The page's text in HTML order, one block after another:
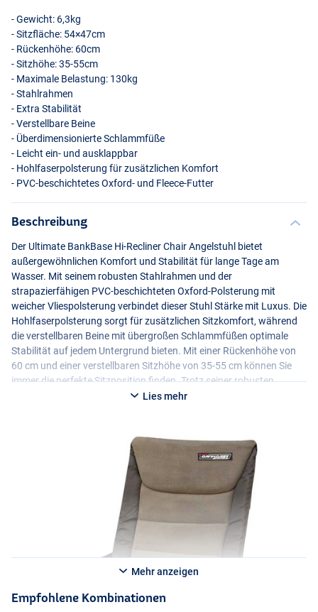
- Gewicht: 6,3kg
- Sitzfläche: 54×47cm
- Rückenhöhe: 60cm
- Sitzhöhe: 35-55cm
- Maximale Belastung: 130kg
- Stahlrahmen
- Extra Stabilität
- Verstellbare Beine
- Überdimensionierte Schlammfüße
- Leicht ein- und ausklappbar
- Hohlfaserpolsterung für zusätzlichen Komfort
- PVC-beschichtetes Oxford- und Fleece-Futter
Beschreibung
Der Ultimate BankBase Hi-Recliner Chair Angelstuhl bietet
außergewöhnlichen Komfort und Stabilität für lange Tage am
Wasser. Mit seinem robusten Stahlrahmen und der
strapazierfähigen PVC-beschichteten Oxford-Polsterung mit
weicher Vliespolsterung verbindet dieser Stuhl Stärke mit Luxus. Die
Hohlfaserpolsterung sorgt für zusätzlichen Sitzkomfort, während
die verstellbaren Beine mit übergroßen Schlammfüßen optimale
Stabilität auf jedem Untergrund bieten. Mit einer Rückenhöhe von
60 cm und einer verstellbaren Sitzhöhe von 35-55 cm können Sie
immer die perfekte Sitzposition finden. Trotz seiner robusten
Konstruktion wiegt der Stuhl nur 6,3 kg und lässt sich leicht
Chair ist der ideale Angelstuhl für Angler, die Komfort,
Funktionalität und Zuverlässigkeit in einem wünschen.
Lies mehr
Mehr anzeigen
Empfohlene Kombinationen